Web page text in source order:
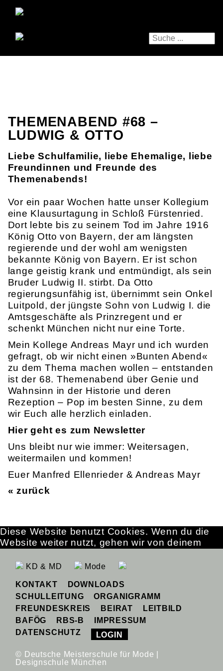
THEMENABEND #68 –
LUDWIG & OTTO
Liebe Schulfamilie, liebe Ehemalige, liebe
Freundinnen und Freunde des
Themenabends!
Vor ein paar Wochen hatte unser Kollegium
eine Klausurtagung in Schloß Fürstenried.
Dort lebte bis zu seinem Tod im Jahre 1916
König Otto von Bayern, der am längsten
regierende und der wohl am wenigsten
bekannte König von Bayern. Er ist schon
lange geistig krank und entmündigt, als sein
Bruder Ludwig II. stirbt. Da Otto
regierungsunfähig ist, übernimmt sein Onkel
Luitpold, der jüngste Sohn von Ludwig I. die
Amtsgeschäfte als Prinzregent und er
schenkt München nicht nur eine Torte.
Mein Kollege Andreas Mayr und ich wurden
gefragt, ob wir nicht einen »Bunten Abend«
zu dem Thema machen wollen – entstanden
ist der 68. Themenabend über Genie und
Wahnsinn in der Historie und deren
Rezeption – Pop im besten Sinne, zu dem
wir Euch alle herzlich einladen.
Hier geht es zum Newsletter
Uns bleibt nur wie immer: Weitersagen,
weitermailen und kommen!
Euer Manfred Ellenrieder & Andreas Mayr
« zurück
KD & MD Mode
KONTAKT
DOWNLOADS
SCHULLEITUNG
ORGANIGRAMM
FREUNDESKREIS
BEIRAT
LEITBILD
BAFÖG
RBS-B
IMPRESSUM
DATENSCHUTZ
LOGIN
© Deutsche Meisterschule für Mode |
Designschule München
Diese Website benutzt Cookies. Wenn du die
Website weiter nutzt, gehen wir von deinem